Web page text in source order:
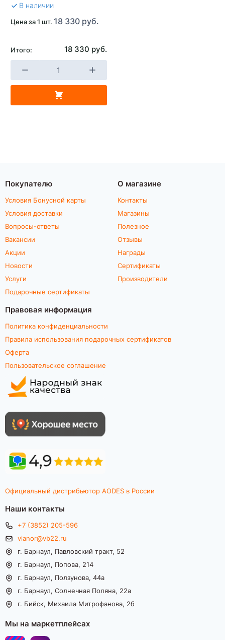
В наличии
Цена за 1 шт. 18 330 руб.
Итого: 18 330 руб.
Покупателю
Условия Бонусной карты
Условия доставки
Вопросы-ответы
Вакансии
Акции
Новости
Услуги
Подарочные сертификаты
О магазине
Контакты
Магазины
Полезное
Отзывы
Награды
Сертификаты
Производители
Правовая информация
Политика конфиденциальности
Правила использования подарочных сертификатов
Оферта
Пользовательское соглашение
Официальный дистрибьютор AODES в России
Наши контакты
+7 (3852) 205-596
vianor@vb22.ru
г. Барнаул, Павловский тракт, 52
г. Барнаул, Попова, 214
г. Барнаул, Ползунова, 44а
г. Барнаул, Солнечная Поляна, 22а
г. Бийск, Михаила Митрофанова, 2б
Мы на маркетплейсах